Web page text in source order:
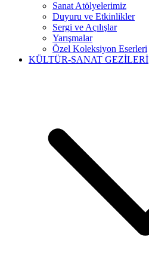
Sanat Atölyelerimiz
Duyuru ve Etkinlikler
Sergi ve Açılışlar
Yarışmalar
Özel Koleksiyon Eserleri
KÜLTÜR-SANAT GEZİLERİ